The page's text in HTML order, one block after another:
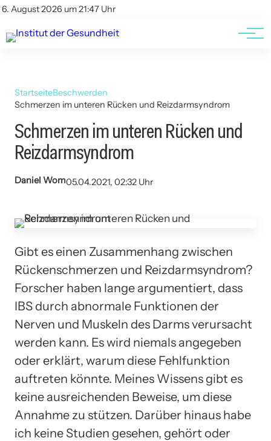
6. August 2026 um 21:47 Uhr
Kontakt
Kontakt
AGBs
StartseiteBeschwerden
Schmerzen im unteren Rücken und Reizdarmsyndrom
Schmerzen im unteren Rücken und
Reizdarmsyndrom
Daniel Wom05.04.2021, 02:32 Uhr
Gibt es einen Zusammenhang zwischen
Rückenschmerzen und Reizdarmsyndrom?
Forscher haben lange argumentiert, dass
IBS durch abnormale Funktionen der
Nerven und Muskeln des Darms verursacht
werden kann. Es wird niemals angegeben
oder erklärt, warum diese Fehlfunktion
auftreten könnte. Meines Wissens gibt es
keine ausreichenden Beweise, um diese
Annahme zu stützen. Darüber hinaus habe
ich keine Studien gesehen, gehört oder